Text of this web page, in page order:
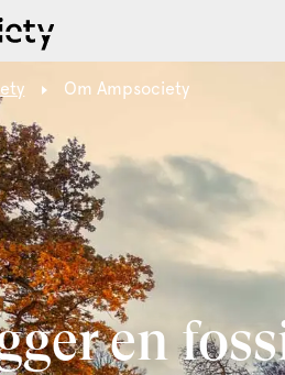
Om Ampsociety
en